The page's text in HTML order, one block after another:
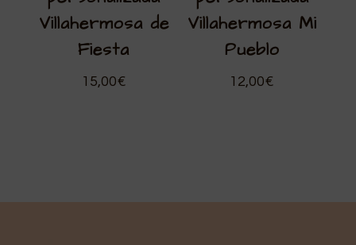
Villahermosa de
Fiesta
15,00€
Villahermosa Mi
Pueblo
12,00€